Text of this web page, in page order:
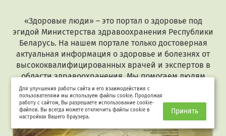
«Здоровые люди» – это портал о здоровье под
эгидой Министерства здравоохранения Республики
Беларусь. На нашем портале только достоверная
актуальная информация о здоровье и болезнях от
высококвалифицированных врачей и экспертов в
области здравоохранения. Мы помогаем людям
сохранить здоровье и поддерживаем тех, кто
заболел.
Для улучшения работы сайта и его взаимодействия с
пользователями мы используем файлы cookie. Продолжая
работу с сайтом, Вы разрешаете использование cookie-
файлов. Вы всегда можете отключить файлы cookie в
настройках Вашего браузера.
Принять